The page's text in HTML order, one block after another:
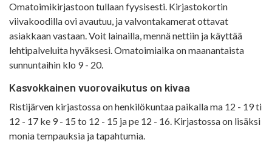
Omatoimikirjastoon tullaan fyysisesti. Kirjastokortin
viivakoodilla ovi avautuu, ja valvontakamerat ottavat
asiakkaan vastaan. Voit lainailla, mennä nettiin ja käyttää
lehtipalveluita hyväksesi. Omatoimiaika on maanantaista
sunnuntaihin klo 9 - 20.
Kasvokkainen vuorovaikutus on kivaa
Ristijärven kirjastossa on henkilökuntaa paikalla ma 12 - 19 ti
12 - 17 ke 9 - 15 to 12 - 15 ja pe 12 - 16. Kirjastossa on lisäksi
monia tempauksia ja tapahtumia.